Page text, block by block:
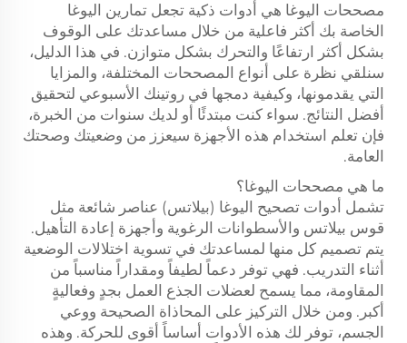
مصححات اليوغا هي أدوات ذكية تجعل تمارين اليوغا
الخاصة بك أكثر فاعلية من خلال مساعدتك على الوقوف
بشكل أكثر ارتفاعًا والتحرك بشكل متوازن. في هذا الدليل،
سنلقي نظرة على أنواع المصححات المختلفة، والمزايا
التي يقدمونها، وكيفية دمجها في روتينك الأسبوعي لتحقيق
أفضل النتائج. سواء كنت مبتدئًا أو لديك سنوات من الخبرة،
فإن تعلم استخدام هذه الأجهزة سيعزز من وضعيتك وصحتك
العامة.
ما هي مصححات اليوغا؟
تشمل أدوات تصحيح اليوغا (بيلاتس) عناصر شائعة مثل
قوس بيلاتس والأسطوانات الرغوية وأجهزة إعادة التأهيل.
يتم تصميم كل منها لمساعدتك في تسوية اختلالات الوضعية
أثناء التدريب. فهي توفر دعماً لطيفاً ومقداراً مناسباً من
المقاومة، مما يسمح لعضلات الجذع العمل بجدٍ وفعاليةٍ
أكبر. ومن خلال التركيز على المحاذاة الصحيحة ووعي
الجسم، توفر لك هذه الأدوات أساساً أقوى للحركة. وهذه